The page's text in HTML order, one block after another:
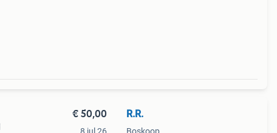
€ 50,00 R.R.